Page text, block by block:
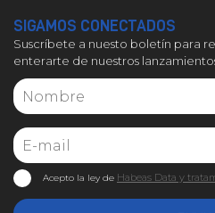
SIGAMOS CONECTADOS
Suscríbete a nuesto boletín para
enterarte de nuestros
Acepto la ley de Habeas Data y